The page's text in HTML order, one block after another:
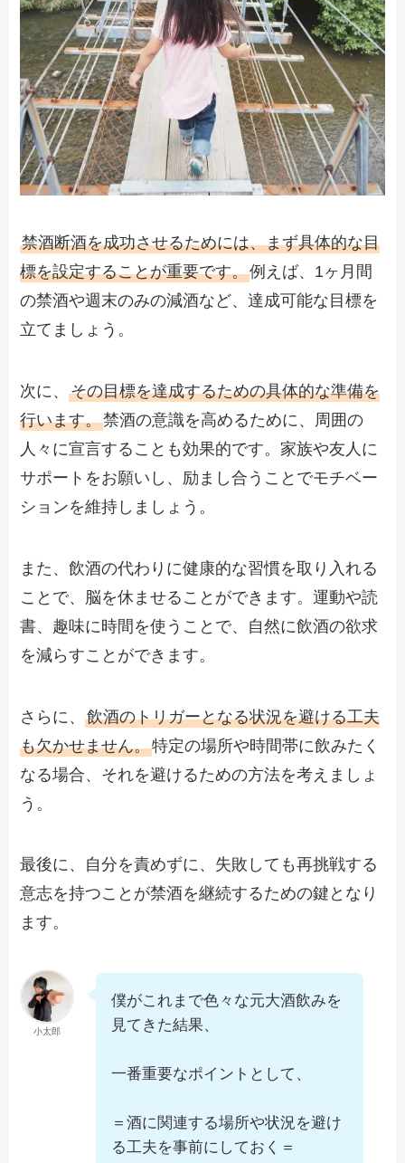
禁酒断酒を成功させるためには、まず具体的な目
標を設定することが重要です。例えば、1ヶ月間
の禁酒や週末のみの減酒など、達成可能な目標を
立てましょう。
次に、その目標を達成するための具体的な準備を
行います。禁酒の意識を高めるために、周囲の
人々に宣言することも効果的です。家族や友人に
サポートをお願いし、励まし合うことでモチベー
ションを維持しましょう。
また、飲酒の代わりに健康的な習慣を取り入れる
ことで、脳を休ませることができます。運動や読
書、趣味に時間を使うことで、自然に飲酒の欲求
を減らすことができます。
さらに、飲酒のトリガーとなる状況を避ける工夫
も欠かせません。特定の場所や時間帯に飲みたく
なる場合、それを避けるための方法を考えましょ
う。
最後に、自分を責めずに、失敗しても再挑戦する
意志を持つことが禁酒を継続するための鍵となり
ます。
小太郎
僕がこれまで色々な元大酒飲みを
見てきた結果、
一番重要なポイントとして、
＝酒に関連する場所や状況を避け
る工夫を事前にしておく＝